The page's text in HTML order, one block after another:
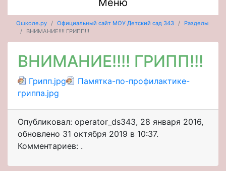
Меню
Ошколе.ру Официальный сайт МОУ Детский сад 343
Разделы
ВНИМАНИЕ!!!! ГРИПП!!!
ВНИМАНИЕ!!!! ГРИПП!!!
Грипп.jpg
Памятка-по-профилактике-
гриппа.jpg
Опубликовал: operator_ds343, 28 января 2016,
обновлено 31 октября 2019 в 10:37.
Комментариев: .